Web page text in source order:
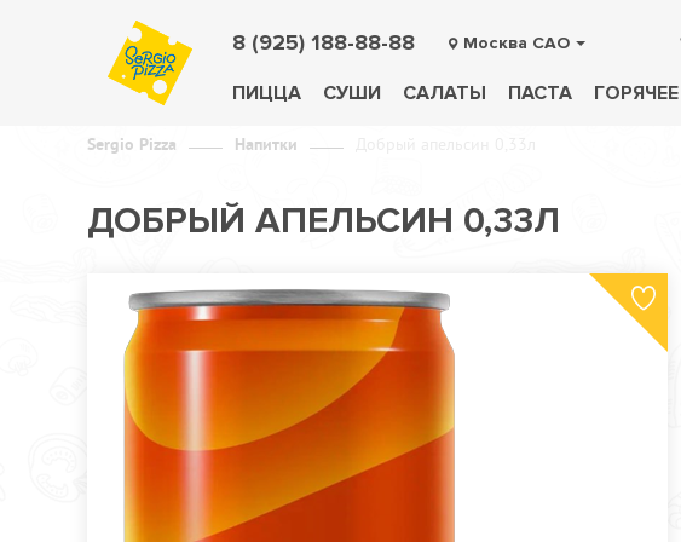
8 (925) 188-88-88 Москва САО
ПИЦЦА СУШИ САЛАТЫ ПАСТА ГОРЯЧЕЕ
Sergio Pizza Напитки
ДОБРЫЙ АПЕЛЬСИН 0,33Л